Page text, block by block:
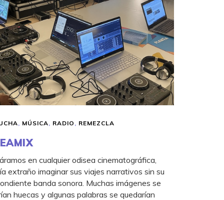
MÚSICA RADIO REMEZCLA
en cualquier odisea cinematográfica,
extraño imaginar sus viajes narrativos sin su
banda sonora. Muchas imágenes se
huecas y algunas palabras se quedarían